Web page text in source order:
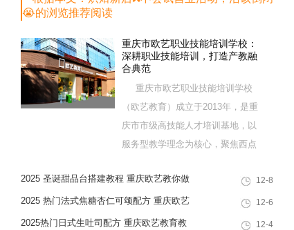
😭的浏览推荐阅读
重庆市欧艺职业技能培训学校：
深耕职业技能培训，打造产教融
合典范
重庆市欧艺职业技能培训学校
（欧艺教育）成立于2013年，是重
庆市市级高技能人才培训基地，以
服务型教学理念为核心，聚焦西点
十余载，致力于培养兼具社会责任
感与创新思维的复合型行业高技能
人才，是集技能培训、证书认定、
2025 圣诞甜品台搭建教程 重庆欧艺教你做
高颜值圣诞甜品组合
12-8
2025 热门法式焦糖杏仁可颂配方 重庆欧艺
教你做出高颜值酥脆西点
12-6
2025热门日式生吐司配方 重庆欧艺教育教
12-4